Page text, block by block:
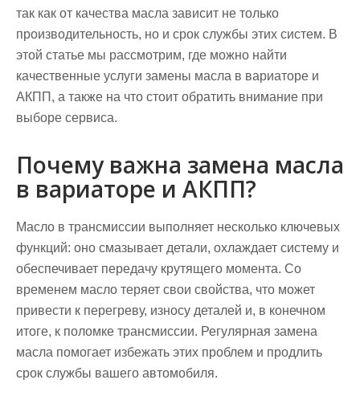
так как от качества масла зависит не только
производительность, но и срок службы этих систем. В
этой статье мы рассмотрим, где можно найти
качественные услуги замены масла в вариаторе и
АКПП, а также на что стоит обратить внимание при
выборе сервиса.
Почему важна замена масла
в вариаторе и АКПП?
Масло в трансмиссии выполняет несколько ключевых
функций: оно смазывает детали, охлаждает систему и
обеспечивает передачу крутящего момента. Со
временем масло теряет свои свойства, что может
привести к перегреву, износу деталей и, в конечном
итоге, к поломке трансмиссии. Регулярная замена
масла помогает избежать этих проблем и продлить
срок службы вашего автомобиля.